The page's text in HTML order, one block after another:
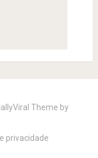
Theme by
privacidade